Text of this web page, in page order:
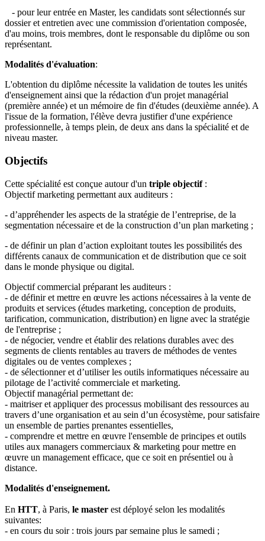
- pour leur entrée en Master, les candidats sont sélectionnés sur
dossier et entretien avec une commission d'orientation composée,
d'au moins, trois membres, dont le responsable du diplôme ou son
représentant.
Modalités d'évaluation:
L'obtention du diplôme nécessite la validation de toutes les unités
d'enseignement ainsi que la rédaction d'un projet managérial
(première année) et un mémoire de fin d'études (deuxième année). A
l'issue de la formation, l'élève devra justifier d'une expérience
professionnelle, à temps plein, de deux ans dans la spécialité et de
niveau master.
Objectifs
Cette spécialité est conçue autour d'un triple objectif:
Objectif marketing permettant aux auditeurs :
- d’appréhender les aspects de la stratégie de l’entreprise, de la
segmentation nécessaire et de la construction d’un plan marketing ;
- de définir un plan d’action exploitant toutes les possibilités des
différents canaux de communication et de distribution que ce soit
dans le monde physique ou digital.
Objectif commercial préparant les auditeurs :
- de définir et mettre en œuvre les actions nécessaires à la vente de
produits et services (études marketing, conception de produits,
tarification, communication, distribution) en ligne avec la stratégie
de l'entreprise ;
- de négocier, vendre et établir des relations durables avec des
segments de clients rentables au travers de méthodes de ventes
digitales ou de ventes complexes ;
- de sélectionner et d’utiliser les outils informatiques nécessaire au
pilotage de l’activité commerciale et marketing.
Objectif managérial permettant de:
- maitriser et appliquer des processus mobilisant des ressources au
travers d’une organisation et au sein d’un écosystème, pour satisfaire
un ensemble de parties prenantes essentielles,
- comprendre et mettre en œuvre l'ensemble de principes et outils
utiles aux managers commerciaux & marketing pour mettre en
œuvre un management efficace, que ce soit en présentiel ou à
distance.
Modalités d'enseignement.
En HTT, à Paris, le master est déployé selon les modalités
suivantes:
- en cours du soir : trois jours par semaine plus le samedi ;